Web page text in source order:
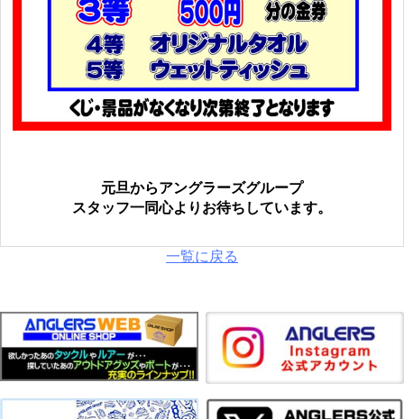
元旦からアングラーズグループ
スタッフ一同心よりお待ちしています。
一覧に戻る